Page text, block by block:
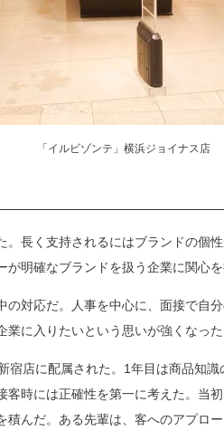
「イルビゾンテ」横浜ジョイナス店
長く支持されるにはブランドの個
明確なブランドを扱う企業に関心を
対応だ。人事を中心に、面接で自
に入りたいという思いが強くなった
店に配属された。1年目は商品知
時には正確性を第一に考えた。当
積んだ。ある先輩は、客へのアプロ